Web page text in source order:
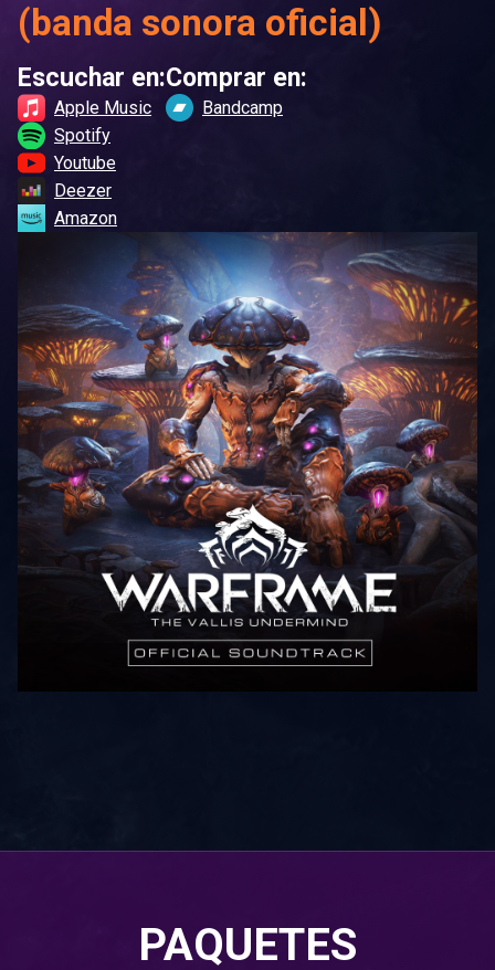
(banda sonora oficial)
Escuchar en:
Apple Music
Spotify
Youtube
Deezer
Amazon
Comprar en:
Bandcamp
PAQUETES